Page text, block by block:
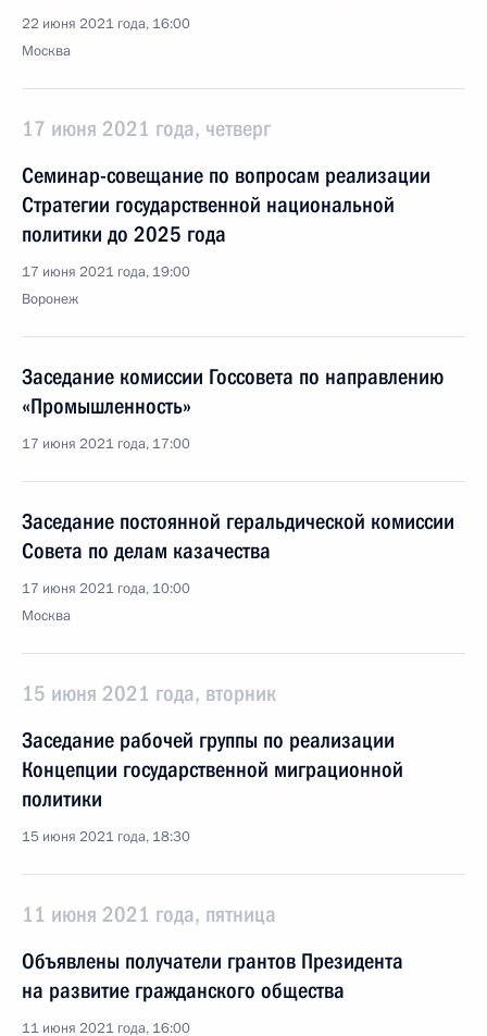
22 июня 2021 года, 16:00
Москва
17 июня 2021 года, четверг
Семинар-совещание по вопросам реализации
Стратегии государственной национальной
политики до 2025 года
17 июня 2021 года, 19:00
Воронеж
Заседание комиссии Госсовета по направлению
«Промышленность»
17 июня 2021 года, 17:00
Заседание постоянной геральдической комиссии
Совета по делам казачества
17 июня 2021 года, 10:00
Москва
15 июня 2021 года, вторник
Заседание рабочей группы по реализации
Концепции государственной миграционной
политики
15 июня 2021 года, 18:30
11 июня 2021 года, пятница
Объявлены получатели грантов Президента
на развитие гражданского общества
11 июня 2021 года, 16:00